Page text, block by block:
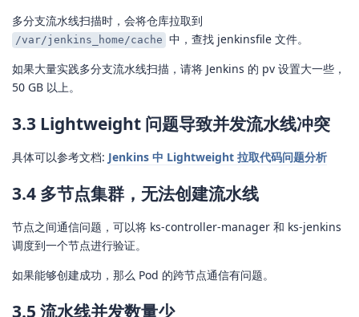
多分支流水线扫描时，会将仓库拉取到
/var/jenkins_home/cache 中，查找 jenkinsfile 文件。
如果大量实践多分支流水线扫描，请将 Jenkins 的 pv 设置大一些，
50 GB 以上。
3.3 Lightweight 问题导致并发流水线冲突
具体可以参考文档: Jenkins 中 Lightweight 拉取代码问题分析
3.4 多节点集群，无法创建流水线
节点之间通信问题，可以将 ks-controller-manager 和 ks-jenkins
调度到一个节点进行验证。
如果能够创建成功，那么 Pod 的跨节点通信有问题。
3.5 流水线并发数量少